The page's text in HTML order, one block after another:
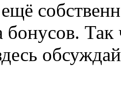
бонусов.